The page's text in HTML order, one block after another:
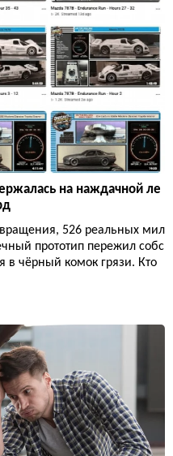
на наждачной ле
вращения, 526 реальных мил
прототип пережил собс
в чёрный комок грязи. Кто